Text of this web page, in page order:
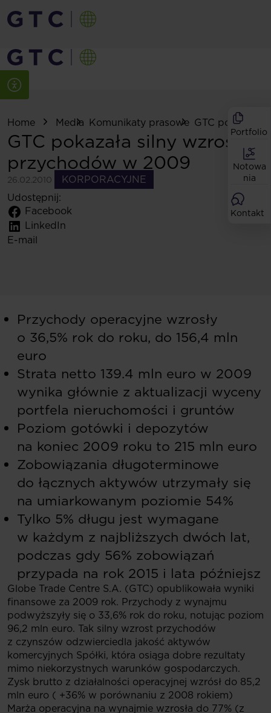
Portfolio
Notowa
nia
Kontakt
Home Media Komunikaty prasowe GTC pokazała
GTC pokazała silny wzrost
przychodów w 2009
26.02.2010
KORPORACYJNE
Udostępnij:
Facebook
LinkedIn
E-mail
Przychody operacyjne wzrosły
o 36,5% rok do roku, do 156,4 mln
euro
Strata netto 139.4 mln euro w 2009
wynika głównie z aktualizacji wyceny
portfela nieruchomości i gruntów
Poziom gotówki i depozytów
na koniec 2009 roku to 215 mln euro
Zobowiązania długoterminowe
do łącznych aktywów utrzymały się
na umiarkowanym poziomie 54%
Tylko 5% długu jest wymagane
w każdym z najbliższych dwóch lat,
podczas gdy 56% zobowiązań
przypada na rok 2015 i lata późniejsz
Globe Trade Centre S.A. (GTC) opublikowała wyniki
finansowe za 2009 rok. Przychody z wynajmu
podwyższyły się o 33,6% rok do roku, notując poziom
96,2 mln euro. Tak silny wzrost przychodów
z czynszów odzwierciedla jakość aktywów
komercyjnych Spółki, która osiąga dobre rezultaty
mimo niekorzystnych warunków gospodarczych.
Zysk brutto z działalności operacyjnej wzrósł do 85,2
mln euro ( +36% w porównaniu z 2008 rokiem)
Marża operacyjna na wynajmie wzrosła do 77% (z